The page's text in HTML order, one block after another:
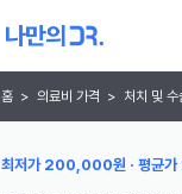
홈 > 의료비 가격 > 처치 및 수
최저가 200,000원 · 평균가